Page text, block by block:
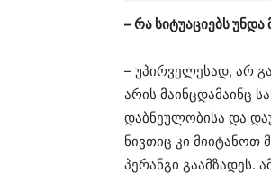
– რა სიტუაციებს
– უპირველესად, არ
არის მაინცდამაინც
დაბნეულობისა და
ნივთიც კი
პერანგი გაამზადეს.